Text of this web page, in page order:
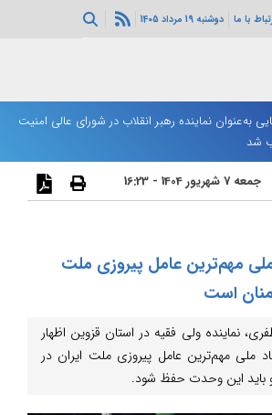
با ما دوشنبه 19 مرداد 1405
به‌عنوان نماینده رهبر انقلاب در شورای عالی امنیت
شد
جمعه 7 شهریور 1404 - 16:23
مهم‌ترین عامل پیروزی ملت
است
نماینده ولی فقیه در استان قزوین اظهار
ملی مهم‌ترین عامل پیروزی ملت ایران در
باید این وحدت حفظ شود.